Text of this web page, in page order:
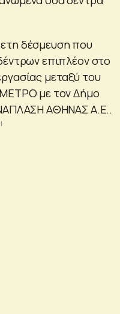
δέσμευση που
επιπλέον στο
μεταξύ του
με τον Δήμο
ΑΘΗΝΑΣ Α.Ε..